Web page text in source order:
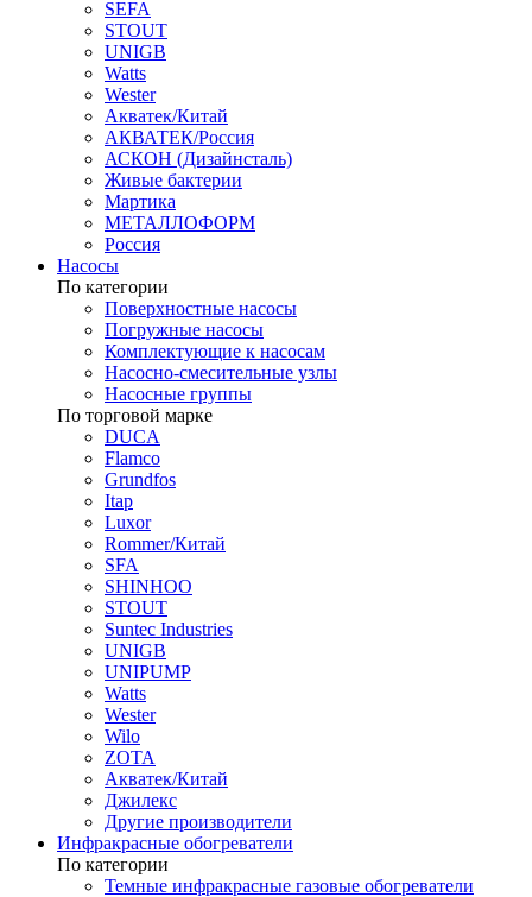
SEFA
STOUT
UNIGB
Watts
Wester
Акватек/Китай
АКВАТЕК/Россия
АСКОН (Дизайнсталь)
Живые бактерии
Мартика
МЕТАЛЛОФОРМ
Россия
Насосы
По категории
Поверхностные насосы
Погружные насосы
Комплектующие к насосам
Насосно-смесительные узлы
Насосные группы
По торговой марке
DUCA
Flamco
Grundfos
Itap
Luxor
Rommer/Китай
SFA
SHINHOO
STOUT
Suntec Industries
UNIGB
UNIPUMP
Watts
Wester
Wilo
ZOTA
Акватек/Китай
Джилекс
Другие производители
Инфракрасные обогреватели
По категории
Темные инфракрасные газовые обогреватели